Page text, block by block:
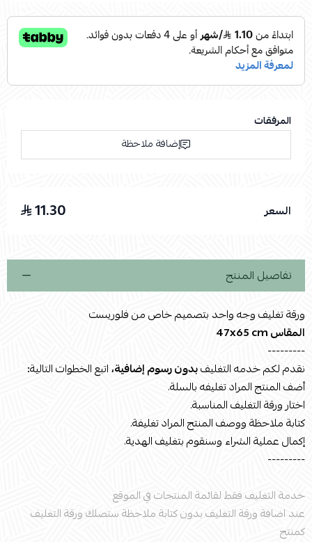
المرفقات
إضافة ملاحظة
السعر 11.30
تفاصيل المنتج
ورقة تغليف وجه واحد بتصميم خاص من فلوريست
المقاس 47x65 cm
---------
نقدم لكم خدمه التغليفبدون رسوم إضافية،اتبع الخطوات التالية:
أضف المنتج المراد تغليفه بالسلة.
اختار ورقة التغليف المناسبة.
كتابة ملاحظة ووصف المنتج المراد تغليفة.
إكمال عملية الشراء وسنقوم بتغليف الهدية.
---------
خدمة التغليف فقط لقائمة المنتجات في الموقع
عند اضافة ورقة التغليف بدون كتابة ملاحظة ستصلك ورقة التغليف
كمنتج